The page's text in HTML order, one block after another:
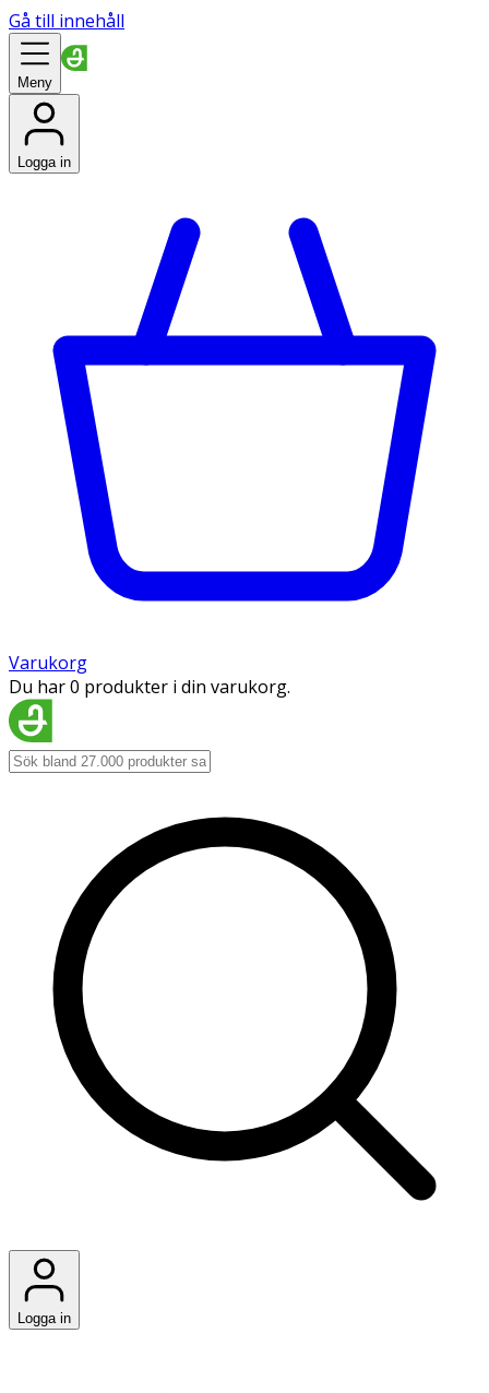
Gå till innehåll
Meny
Logga in
Varukorg
Du har 0 produkter i din varukorg.
Logga in